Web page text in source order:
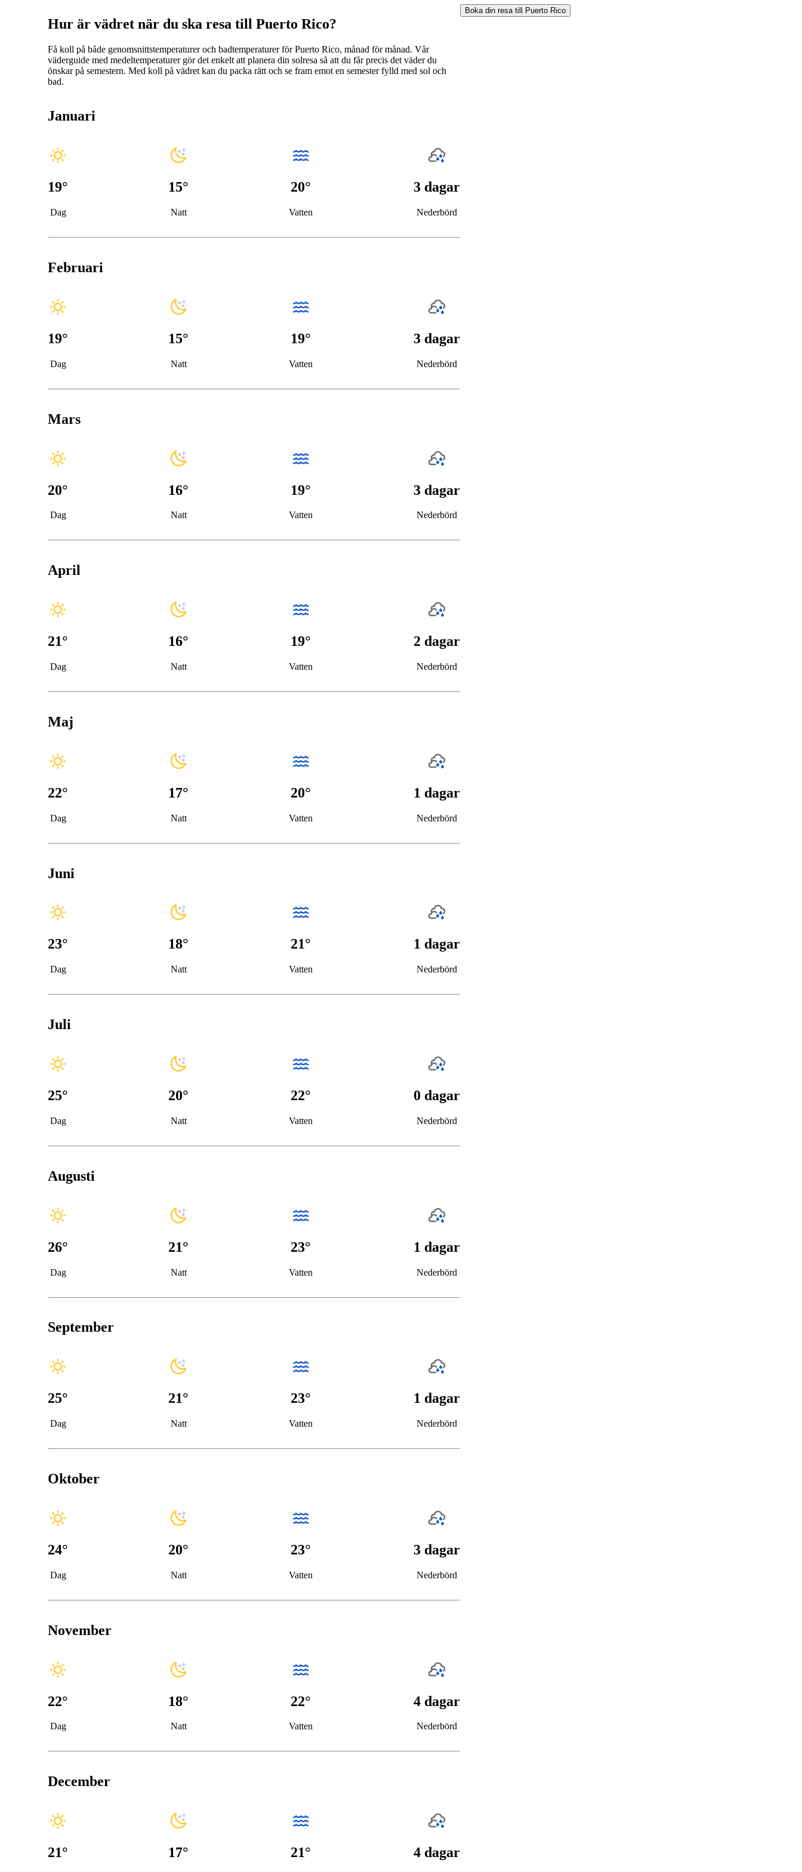
Hur är vädret när du ska resa till Puerto Rico?
Få koll på både genomsnittstemperaturer och badtemperaturer för Puerto Rico, månad för månad. Vår
väderguide med medeltemperaturer gör det enkelt att planera din solresa så att du får precis det väder du
önskar på semestern. Med koll på vädret kan du packa rätt och se fram emot en semester fylld med sol och
bad.
Januari
19°
Dag
15°
Natt
20°
Vatten
3 dagar
Nederbörd
Februari
19°
Dag
15°
Natt
19°
Vatten
3 dagar
Nederbörd
Mars
20°
Dag
16°
Natt
19°
Vatten
3 dagar
Nederbörd
April
21°
Dag
16°
Natt
19°
Vatten
2 dagar
Nederbörd
Maj
22°
Dag
17°
Natt
20°
Vatten
1 dagar
Nederbörd
Juni
23°
Dag
18°
Natt
21°
Vatten
1 dagar
Nederbörd
Juli
25°
Dag
20°
Natt
22°
Vatten
0 dagar
Nederbörd
Augusti
26°
Dag
21°
Natt
23°
Vatten
1 dagar
Nederbörd
September
25°
Dag
21°
Natt
23°
Vatten
1 dagar
Nederbörd
Oktober
24°
Dag
20°
Natt
23°
Vatten
3 dagar
Nederbörd
November
22°
Dag
18°
Natt
22°
Vatten
4 dagar
Nederbörd
December
21° 17° 21° 4 dagar
Boka din resa till Puerto Rico